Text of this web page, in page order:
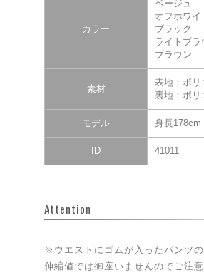
カラー
ベージュ
オフホワイ
ブラック
ライトブラ
ブラウン
素材
表地：ポリ
裏地：ポリ
モデル 身長178cm
ID 41011
Attention
※ウエストにゴムが入ったパンツ
伸縮値では御座いませんのでご注意